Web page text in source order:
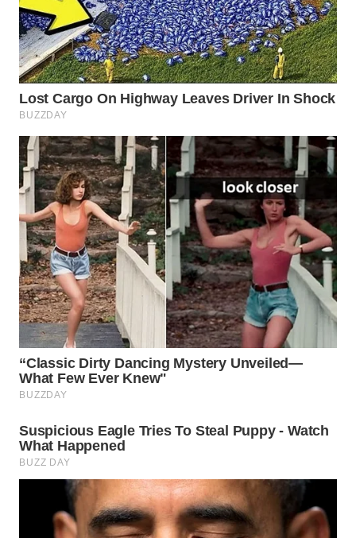
SUMEDANG
WN
CIANJUR
WN
KEPULAUAN
SERIBU
WN
TANGERANG
WN
BINJAI
WN
CIREBON
WN
INDRAMAYU
WN
KUNINGAN
WN
MAJALENGKA